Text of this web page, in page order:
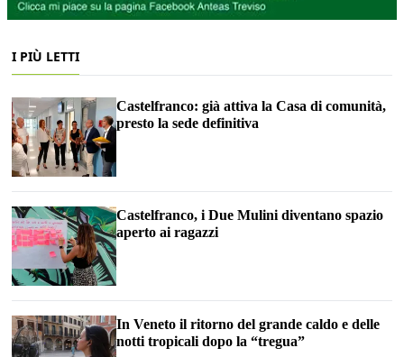
I PIÙ LETTI
Castelfranco: già attiva la Casa di comunità,
presto la sede definitiva
Castelfranco, i Due Mulini diventano spazio
aperto ai ragazzi
In Veneto il ritorno del grande caldo e delle
notti tropicali dopo la “tregua”